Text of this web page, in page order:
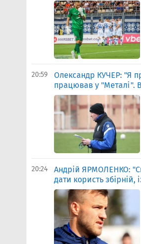
20:59
Олександр КУЧЕР: "Я
працював у "Металі".
20:24
Андрій ЯРМОЛЕНКО:
дати користь збірній,